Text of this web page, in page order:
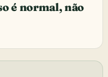
é normal, não